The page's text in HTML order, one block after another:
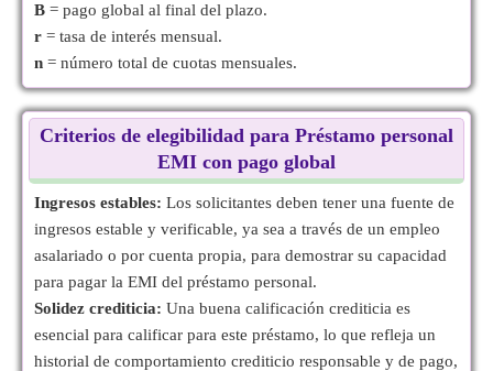
B = pago global al final del plazo.
r = tasa de interés mensual.
n = número total de cuotas mensuales.
Criterios de elegibilidad para Préstamo personal
EMI con pago global
Ingresos estables: Los solicitantes deben tener una fuente de
ingresos estable y verificable, ya sea a través de un empleo
asalariado o por cuenta propia, para demostrar su capacidad
para pagar la EMI del préstamo personal.
Solidez crediticia: Una buena calificación crediticia es
esencial para calificar para este préstamo, lo que refleja un
historial de comportamiento crediticio responsable y de pago,